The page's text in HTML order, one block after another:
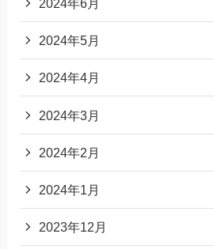
2024年6月
2024年5月
2024年4月
2024年3月
2024年2月
2024年1月
2023年12月